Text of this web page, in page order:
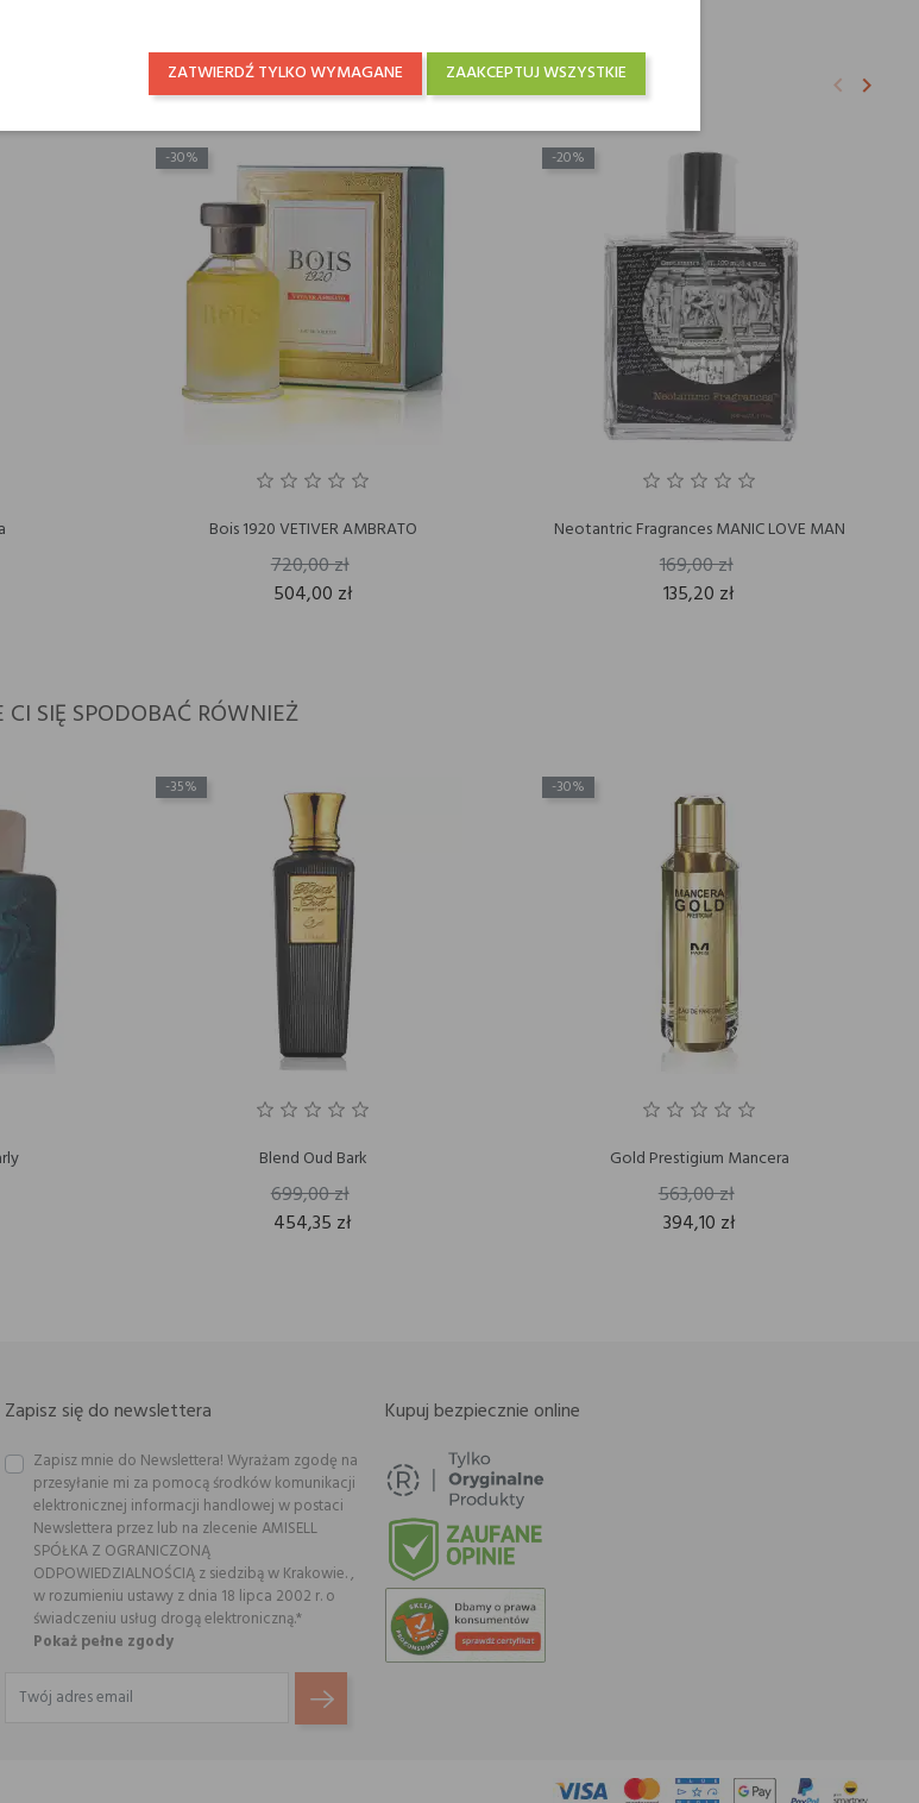
KUPILI TEN PRODUKT, KUPILI TAKŻE: Poprzedni
keyboard_arrow_left keyboard_arrow_right
-30%
Bois 1920 VETIVER AMBRATO
720,00 zł
504,00 zł
-20%
Neotantric Fragrances MANIC LOVE MAN
169,00 zł
135,20 zł
CI SIĘ SPODOBAĆ RÓWNIEŻ
-35%
Blend Oud Bark
699,00 zł
454,35 zł
-30%
Gold Prestigium Mancera
563,00 zł
394,10 zł
Zapisz się do newslettera
Zapisz mnie do Newslettera! Wyrażam zgodę na
przesyłanie mi za pomocą środków komunikacji
elektronicznej informacji handlowej w postaci
Newslettera przez lub na zlecenie AMISELL
SPÓŁKA Z OGRANICZONĄ
ODPOWIEDZIALNOŚCIĄ z siedzibą w Krakowie. ,
w rozumieniu ustawy z dnia 18 lipca 2002 r. o
świadczeniu usług drogą elektroniczną.*
Pokaż pełne zgody
Kupuj bezpiecznie online
ZAAKCEPTUJ WSZYSTKIE
ZATWIERDŹ TYLKO WYMAGANE